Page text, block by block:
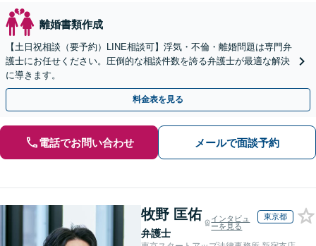
離婚書類作成
【土日祝相談（要予約）LINE相談可】浮気・不倫・離婚問題は専門弁
護士にお任せください。圧倒的な相談件数を誇る弁護士が最適な解決
に導きます。
料金表を見る
電話でお問い合わせ メールで面談予約
牧野 匡佑
弁護士
インタビュ
ーを見る
東京都